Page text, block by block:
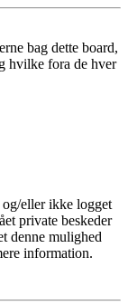
bag dette board,
hvilke fora de hver
eller ikke logget
private beskeder
denne mulighed
information.